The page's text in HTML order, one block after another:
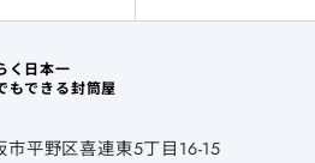
く日本一
もできる封筒屋
市平野区喜連東5丁目16-15